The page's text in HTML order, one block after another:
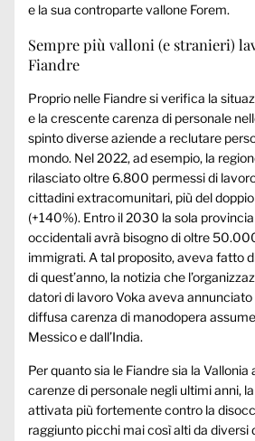
e la sua controparte vallone Forem.
Sempre più valloni (e stranieri)
Fiandre
Proprio nelle Fiandre si verifica la
e la crescente carenza di personale
spinto diverse aziende a reclutare
mondo. Nel 2022, ad esempio, la
rilasciato oltre 6.800 permessi di
cittadini extracomunitari, più del
(+140%). Entro il 2030 la sola
occidentali avrà bisogno di oltre
immigrati. A tal proposito, aveva fatto
di quest’anno, la notizia che
datori di lavoro Voka aveva
diffusa carenza di manodopera
Messico e dall’India.
Per quanto sia le Fiandre sia la
carenze di personale negli ultimi anni,
attivata più fortemente contro la
raggiunto picchi mai così alti da diversi